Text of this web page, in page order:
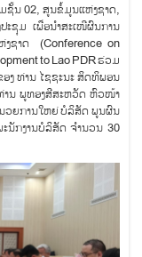
ນ 02, ສູນຂໍ້ມູນແຫ່ງຊາດ,
ຊຸມ ເພື່ອນຳສະເໜີຜົນການ
ງຊາດ (Conference on
to Lao PDR ຮ່ວມ
ງ ທ່ານ ໄຊຊະນະ ສິດທິພອນ
ານ ພູທອງສີສະຫວັດ ຫົວໜ້າ
ວຍການໃຫຍ່ ບໍລິສັດ ພູນຜົນ
ນັກງານບໍລິສັດ ຈຳນວນ 30